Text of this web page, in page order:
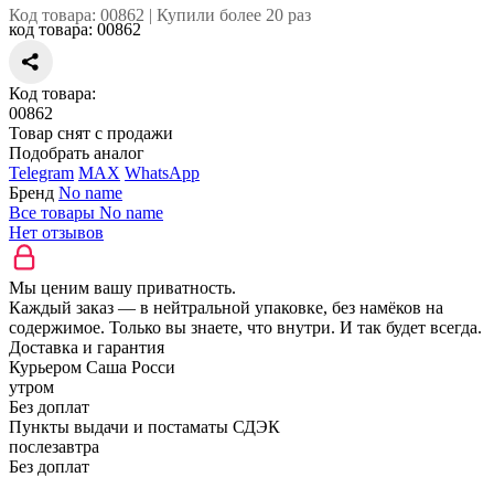
Код товара: 00862 | Купили более 20 раз
код товара: 00862
Код товара:
00862
Товар снят с продажи
Подобрать аналог
Telegram MAX WhatsApp
Бренд No name
Все товары No name
Нет отзывов
Мы ценим вашу приватность.
Каждый заказ — в нейтральной упаковке, без намёков на
содержимое. Только вы знаете, что внутри. И так будет всегда.
Доставка и гарантия
Курьером Саша Росси
утром
Без доплат
Пункты выдачи и постаматы СДЭК
послезавтра
Без доплат